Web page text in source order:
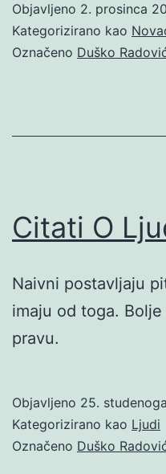
Objavljeno 2. prosinca
Kategorizirano kao
Označeno Duško
Citati O
Naivni postavljaju
imaju od toga.
pravu.
Objavljeno 25.
Kategorizirano kao Ljudi
Označeno Duško